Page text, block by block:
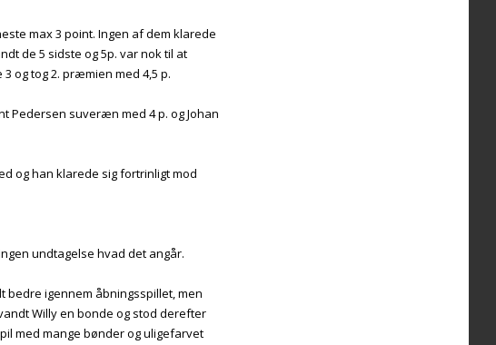
max 3 point. Ingen af dem klarede
de 5 sidste og 5p. var nok til at
og tog 2. præmien med 4,5 p.
Pedersen suveræn med 4 p. og Johan
og han klarede sig fortrinligt mod
undtagelse hvad det angår.
bedre igennem åbningsspillet, men
Willy en bonde og stod derefter
med mange bønder og uligefarvet